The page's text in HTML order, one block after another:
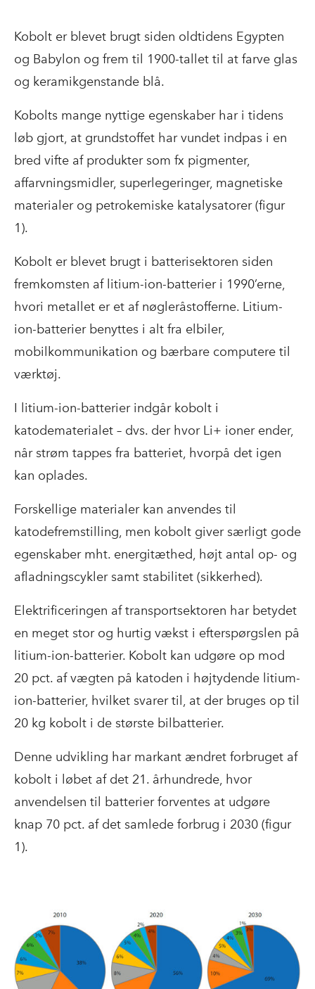
Kobolt er blevet brugt siden oldtidens Egypten
og Babylon og frem til 1900-tallet til at farve glas
og keramikgenstande blå.
Kobolts mange nyttige egenskaber har i tidens
løb gjort, at grundstoffet har vundet indpas i en
bred vifte af produkter som fx pigmenter,
affarvningsmidler, superlegeringer, magnetiske
materialer og petrokemiske katalysatorer (figur
1).
Kobolt er blevet brugt i batterisektoren siden
fremkomsten af litium-ion-batterier i 1990’erne,
hvori metallet er et af nøgleråstofferne. Litium-
ion-batterier benyttes i alt fra elbiler,
mobilkommunikation og bærbare computere til
værktøj.
I litium-ion-batterier indgår kobolt i
katodematerialet – dvs. der hvor Li+ ioner ender,
når strøm tappes fra batteriet, hvorpå det igen
kan oplades.
Forskellige materialer kan anvendes til
katodefremstilling, men kobolt giver særligt gode
egenskaber mht. energitæthed, højt antal op- og
afladningscykler samt stabilitet (sikkerhed).
Elektrificeringen af transportsektoren har betydet
en meget stor og hurtig vækst i efterspørgslen på
litium-ion-batterier. Kobolt kan udgøre op mod
20 pct. af vægten på katoden i højtydende litium-
ion-batterier, hvilket svarer til, at der bruges op til
20 kg kobolt i de største bilbatterier.
Denne udvikling har markant ændret forbruget af
kobolt i løbet af det 21. århundrede, hvor
anvendelsen til batterier forventes at udgøre
knap 70 pct. af det samlede forbrug i 2030 (figur
1).